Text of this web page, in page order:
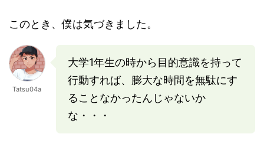
このとき、僕は気づきました。
Tatsu04a
大学1年生の時から目的意識を持って
行動すれば、膨大な時間を無駄にす
ることなかったんじゃないか
な・・・